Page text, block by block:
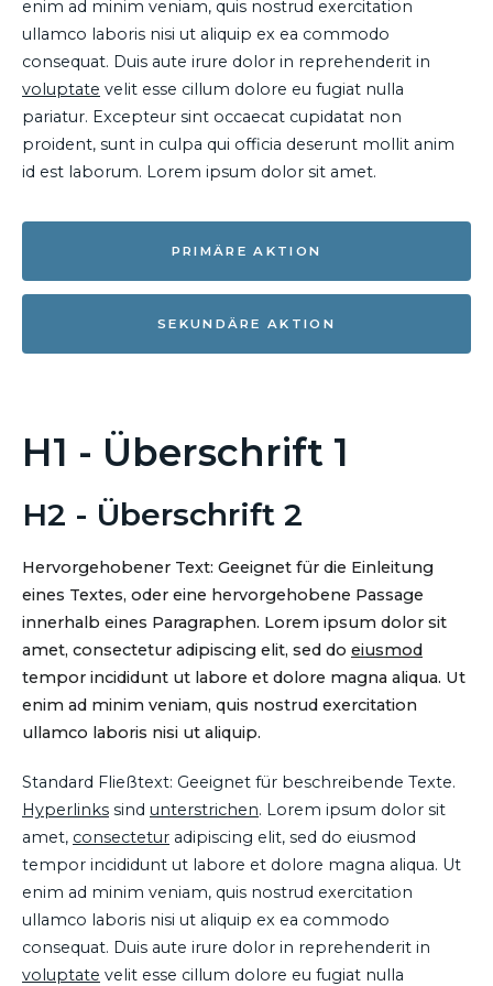
enim ad minim veniam, quis nostrud exercitation
ullamco laboris nisi ut aliquip ex ea commodo
consequat. Duis aute irure dolor in reprehenderit in
voluptate velit esse cillum dolore eu fugiat nulla
pariatur. Excepteur sint occaecat cupidatat non
proident, sunt in culpa qui officia deserunt mollit anim
id est laborum. Lorem ipsum dolor sit amet.
PRIMÄRE AKTION
SEKUNDÄRE AKTION
H1 - Überschrift 1
H2 - Überschrift 2
Hervorgehobener Text: Geeignet für die Einleitung
eines Textes, oder eine hervorgehobene Passage
innerhalb eines Paragraphen. Lorem ipsum dolor sit
amet, consectetur adipiscing elit, sed do eiusmod
tempor incididunt ut labore et dolore magna aliqua. Ut
enim ad minim veniam, quis nostrud exercitation
ullamco laboris nisi ut aliquip.
Standard Fließtext: Geeignet für beschreibende Texte.
Hyperlinks sind unterstrichen. Lorem ipsum dolor sit
amet, consectetur adipiscing elit, sed do eiusmod
tempor incididunt ut labore et dolore magna aliqua. Ut
enim ad minim veniam, quis nostrud exercitation
ullamco laboris nisi ut aliquip ex ea commodo
consequat. Duis aute irure dolor in reprehenderit in
voluptate velit esse cillum dolore eu fugiat nulla